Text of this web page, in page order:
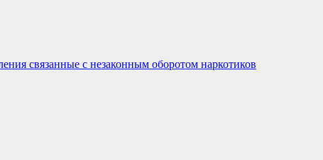
связанные с незаконным оборотом наркотиков